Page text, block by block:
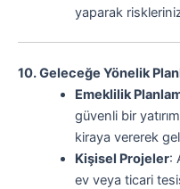
yaparak
10. Geleceğe Yönelik
Emeklilik
güvenli bir
kiraya vererek
Kişisel Projeler:
ev veya ticari